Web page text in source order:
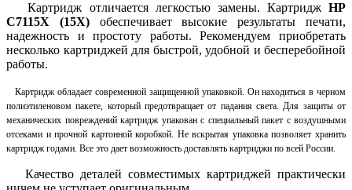
Картридж отличается легкостью замены. Картридж HP
C7115X (15X)обеспечивает высокие результаты печати,
надежность и простоту работы. Рекомендуем приобретать
несколько картриджей для быстрой, удобной и бесперебойной
работы.
Картридж обладает современной защищенной упаковкой. Он находиться в черном
полиэтиленовом пакете, который предотвращает от падания света. Для защиты от
механических повреждений картридж упакован с специальный пакет с воздушными
отсеками и прочной картонной коробкой. Не вскрытая упаковка позволяет хранить
картридж годами. Все это дает возможность доставлять картриджи по всей России.
Качество деталей совместимых картриджей практически